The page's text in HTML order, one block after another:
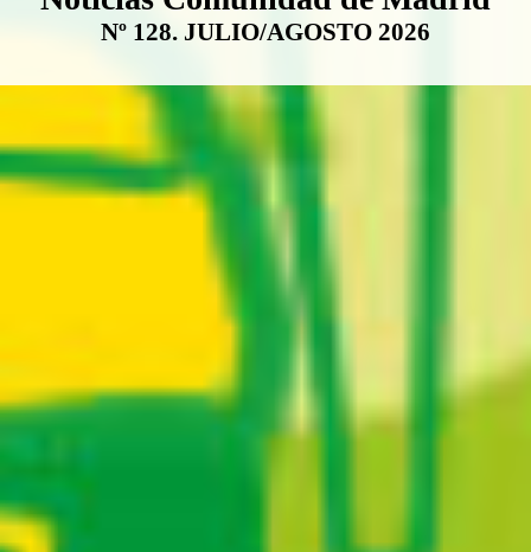
Nº 128. JULIO/AGOSTO 2026